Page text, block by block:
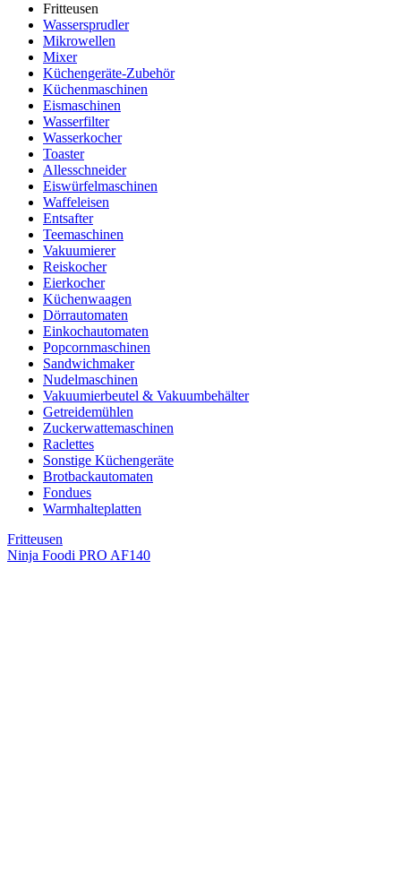
Fritteusen
Wassersprudler
Mikrowellen
Mixer
Küchengeräte-Zubehör
Küchenmaschinen
Eismaschinen
Wasserfilter
Wasserkocher
Toaster
Allesschneider
Eiswürfelmaschinen
Waffeleisen
Entsafter
Teemaschinen
Vakuumierer
Reiskocher
Eierkocher
Küchenwaagen
Dörrautomaten
Einkochautomaten
Popcornmaschinen
Sandwichmaker
Nudelmaschinen
Vakuumierbeutel & Vakuumbehälter
Getreidemühlen
Zuckerwattemaschinen
Raclettes
Sonstige Küchengeräte
Brotbackautomaten
Fondues
Warmhalteplatten
Fritteusen
Ninja Foodi PRO AF140